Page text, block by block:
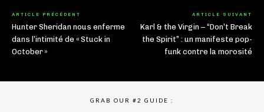
ARTICLE PRÉCÉDENT
Hunter Sheridan nous enferme
dans l’intimité de « Stuck in
October »
ARTICLE SUIVANT
Karl & the Virgin – “Don’t Break
the Spirit” : un manifeste pop-
funk contre la morosité
GRAB OUR #2 GUIDE :